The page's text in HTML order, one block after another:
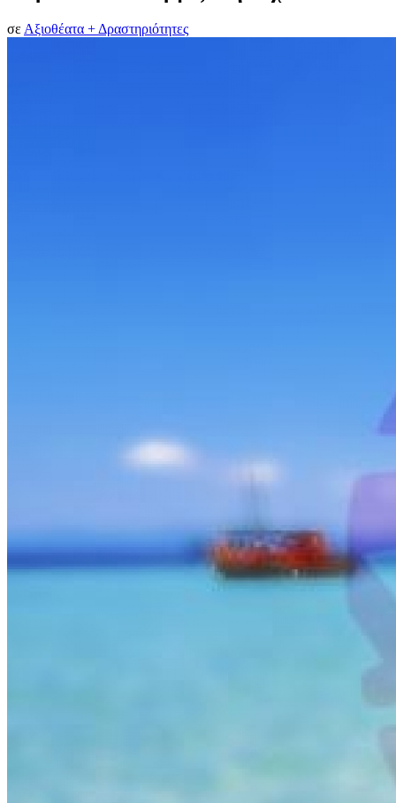
σε Αξιοθέατα + Δραστηριότητες